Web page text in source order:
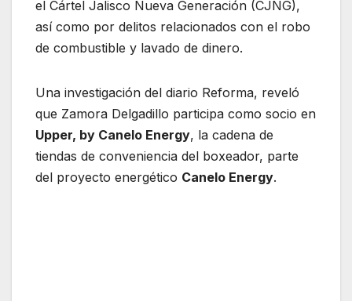
el Cártel Jalisco Nueva Generación (CJNG),
así como por delitos relacionados con el robo
de combustible y lavado de dinero.
Una investigación del diario Reforma, reveló
que Zamora Delgadillo participa como socio en
Upper, by Canelo Energy, la cadena de
tiendas de conveniencia del boxeador, parte
del proyecto energético Canelo Energy.